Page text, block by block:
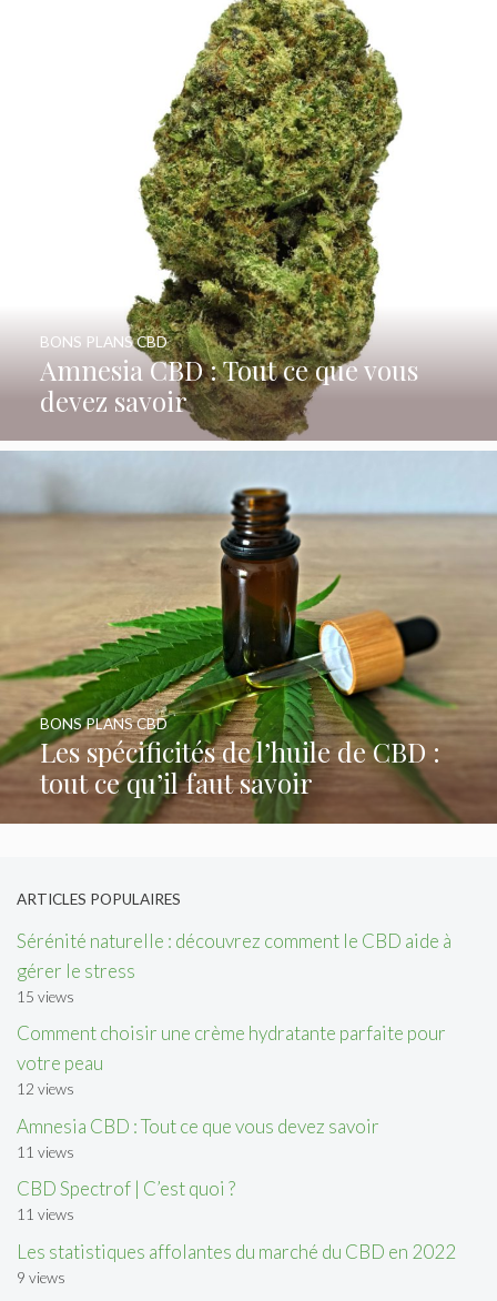
Amnesia CBD : Tout ce que vous
devez savoir
BONS PLANS CBD
Les spécificités de l’huile de CBD :
tout ce qu’il faut savoir
BONS PLANS CBD
ARTICLES POPULAIRES
Sérénité naturelle : découvrez comment le CBD aide à
gérer le stress
15 views
Comment choisir une crème hydratante parfaite pour
votre peau
12 views
Amnesia CBD : Tout ce que vous devez savoir
11 views
CBD Spectrof | C’est quoi ?
11 views
Les statistiques affolantes du marché du CBD en 2022
9 views